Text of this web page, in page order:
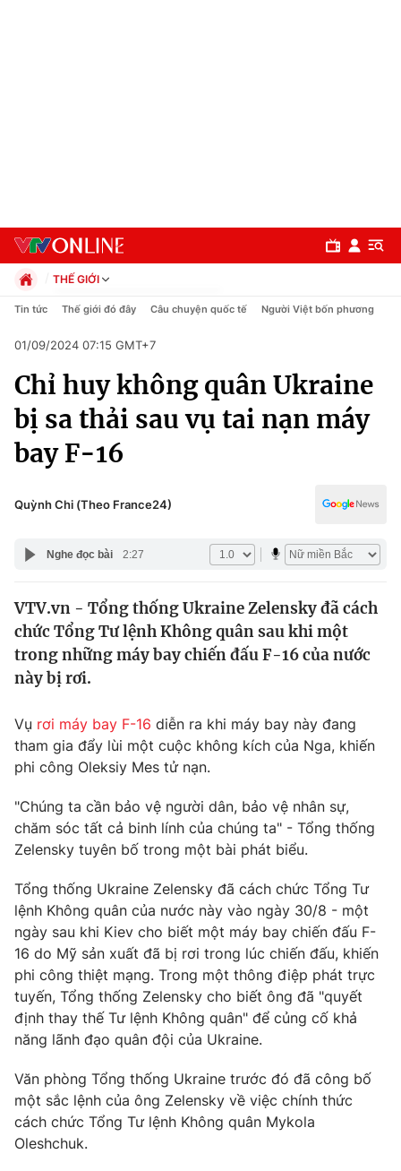
Chuyên mục
Chính trị
Xã hội
Pháp luật
Y tế
Thế giới
Tin tức
Thế giới đó đây
Câu chuyện quốc tế
Kinh tế
Thị trường
Góc doanh nghiệp
Dữ liệu và đời sống
Truyền hình
Phim VTV
Hậu trường
Nhân vật
Khán giả
Giải sao mai
Giải trí
Điện ảnh
Âm nhạc
Sao
Du lịch
Làm đẹp
Chất lượng cuộc sống
Giáo dục
Tuyển sinh
Học trực tuyến
Công nghệ
Hitech Công nghệ tương lai
Sản phẩm
Thị trường
Tư vấn
Giao lưu trực tuyến
Lịch phát sóng
Chuyên mục khác
THẾ GIỚI
Chính trị
Pháp luật
Kinh tế
Thể thao
Truyền hình
Văn hóa - Giải trí
Công nghệ
Tin tức Thế giới đó đây Câu chuyện quốc tế Người Việt bốn phương
01/09/2024 07:15 GMT+7
Chỉ huy không quân Ukraine
bị sa thải sau vụ tai nạn máy
bay F-16
Quỳnh Chi (Theo France24)
Nghe đọc bài 2:27
VTV.vn - Tổng thống Ukraine Zelensky đã cách
chức Tổng Tư lệnh Không quân sau khi một
trong những máy bay chiến đấu F-16 của nước
này bị rơi.
Vụ rơi máy bay F-16 diễn ra khi máy bay này đang
tham gia đẩy lùi một cuộc không kích của Nga, khiến
phi công Oleksiy Mes tử nạn.
"Chúng ta cần bảo vệ người dân, bảo vệ nhân sự,
chăm sóc tất cả binh lính của chúng ta" - Tổng thống
Zelensky tuyên bố trong một bài phát biểu.
Tổng thống Ukraine Zelensky đã cách chức Tổng Tư
lệnh Không quân của nước này vào ngày 30/8 - một
ngày sau khi Kiev cho biết một máy bay chiến đấu F-
16 do Mỹ sản xuất đã bị rơi trong lúc chiến đấu, khiến
phi công thiệt mạng. Trong một thông điệp phát trực
tuyến, Tổng thống Zelensky cho biết ông đã "quyết
định thay thế Tư lệnh Không quân" để củng cố khả
năng lãnh đạo quân đội của Ukraine.
Văn phòng Tổng thống Ukraine trước đó đã công bố
một sắc lệnh của ông Zelensky về việc chính thức
cách chức Tổng Tư lệnh Không quân Mykola
Oleshchuk.